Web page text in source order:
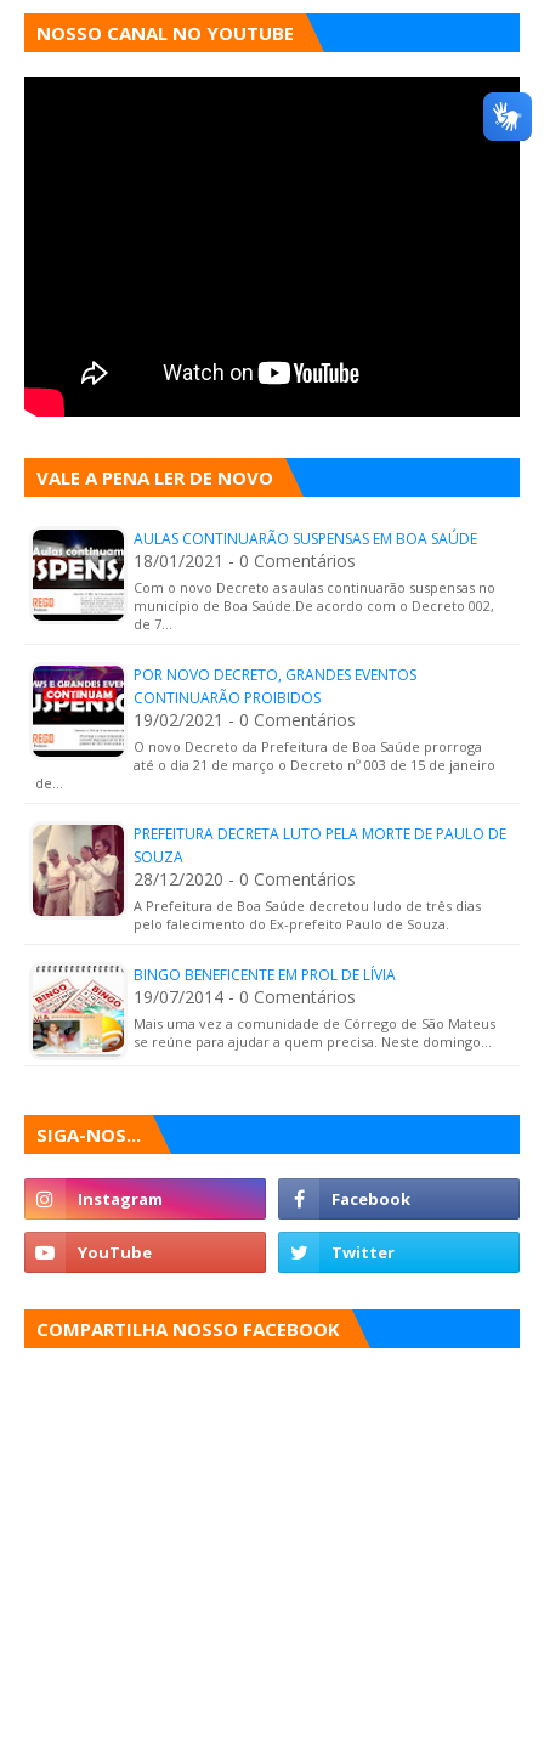
NOSSO CANAL NO YOUTUBE
VALE A PENA LER DE NOVO
AULAS CONTINUARÃO SUSPENSAS EM BOA SAÚDE
18/01/2021 - 0 Comentários
Com o novo Decreto as aulas continuarão suspensas no
município de Boa Saúde.De acordo com o Decreto 002,
de 7…
POR NOVO DECRETO, GRANDES EVENTOS
CONTINUARÃO PROIBIDOS
19/02/2021 - 0 Comentários
O novo Decreto da Prefeitura de Boa Saúde prorroga
até o dia 21 de março o Decreto nº 003 de 15 de janeiro
de…
PREFEITURA DECRETA LUTO PELA MORTE DE PAULO DE
SOUZA
28/12/2020 - 0 Comentários
A Prefeitura de Boa Saúde decretou ludo de três dias
pelo falecimento do Ex-prefeito Paulo de Souza.
BINGO BENEFICENTE EM PROL DE LÍVIA
19/07/2014 - 0 Comentários
Mais uma vez a comunidade de Córrego de São Mateus
se reúne para ajudar a quem precisa. Neste domingo…
SIGA-NOS...
COMPARTILHA NOSSO FACEBOOK